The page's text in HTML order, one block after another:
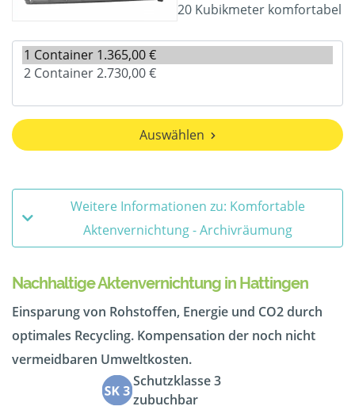
20 Kubikmeter komfortabel
Auswählen
Weitere Informationen zu: Komfortable
Aktenvernichtung - Archivräumung
Nachhaltige Aktenvernichtung in Hattingen
Einsparung von Rohstoffen, Energie und CO2 durch
optimales Recycling. Kompensation der noch nicht
vermeidbaren Umweltkosten.
Schutzklasse 3
zubuchbar